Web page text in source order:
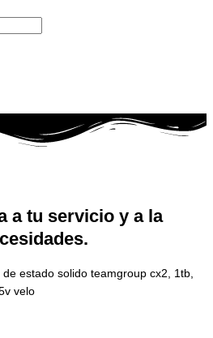
a tu servicio y a la
de estado solido teamgroup cx2, 1tb,
velo